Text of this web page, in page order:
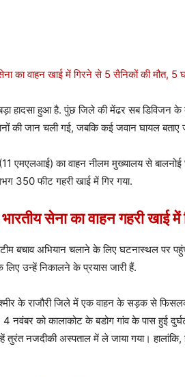
हादसा हुआ है. पुंछ जिले की मेंढर सब डिविजन के
की जान चली गई, जबकि कई जवान घायल बताए
एमएलआई) का वाहन नीलम मुख्यालय से बालनोई
350 फीट गहरी खाई में गिर गया.
सेना का वाहन गहरी खाई में
बचाव अभियान चलाने के लिए घटनास्थल पर
लिए उन्हें निकालने के प्रयास जारी हैं.
के राजौरी जिले में एक वाहन के सड़क से
नवंबर को कालाकोट के बडोग गांव के पास हुई
तुरंत नजदीकी अस्पताल में ले जाया गया।